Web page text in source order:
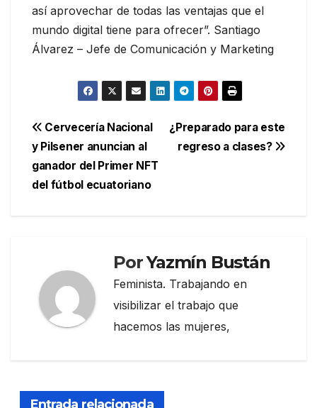
así aprovechar de todas las ventajas que el
mundo digital tiene para ofrecer”. Santiago
Álvarez – Jefe de Comunicación y Marketing
Navegación
de
entradas
¿Preparado para este
regreso a clases?
Cervecería Nacional
y Pilsener anuncian al
ganador del Primer NFT
del fútbol ecuatoriano
PorYazmín Bustán
Feminista. Trabajando en
visibilizar el trabajo que
hacemos las mujeres,
Entrada relacionada